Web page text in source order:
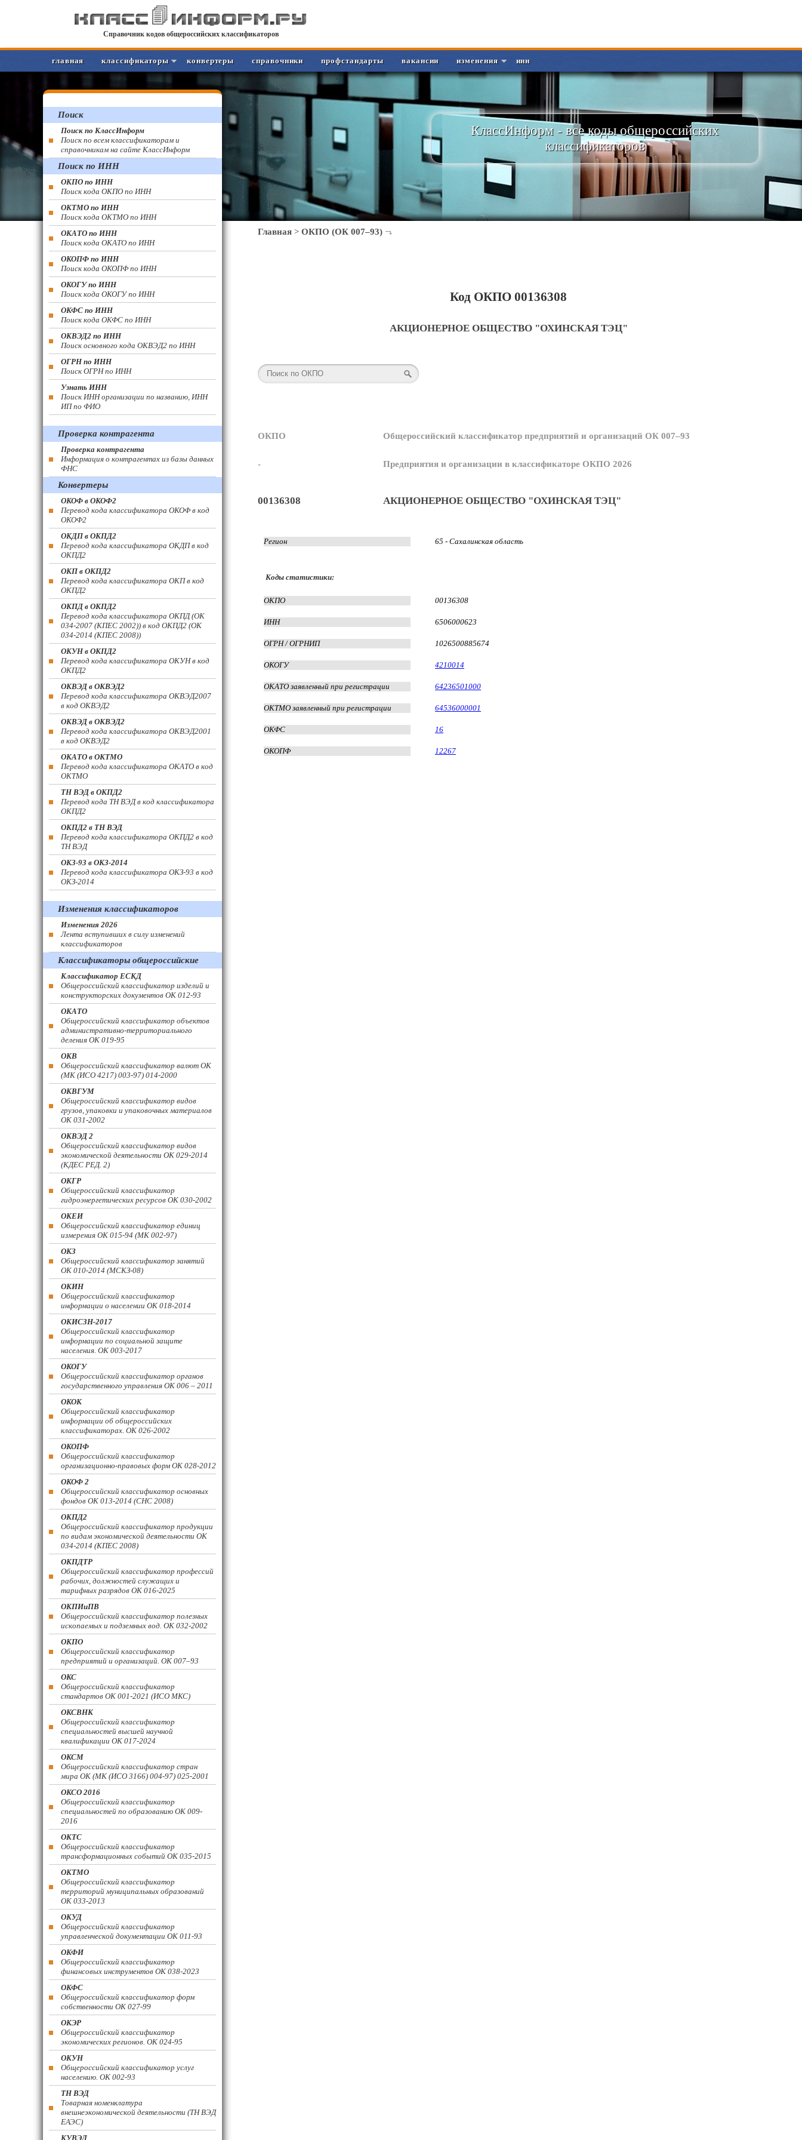
Справочник кодов общероссийских классификаторов
главная классификаторы конвертеры справочники профстандарты вакансии изменения инн
КлассИнформ - все коды общероссийских
классификаторов
Главная > ОКПО (ОК 007–93)
Код ОКПО 00136308
АКЦИОНЕРНОЕ ОБЩЕСТВО "ОХИНСКАЯ ТЭЦ"
ОКПО Общероссийский классификатор предприятий и организаций ОК 007–93
- Предприятия и организации в классификаторе ОКПО 2026
00136308 АКЦИОНЕРНОЕ ОБЩЕСТВО "ОХИНСКАЯ ТЭЦ"
Регион 65 - Сахалинская область
Коды статистики:
ОКПО 00136308
ИНН 6506000623
ОГРН / ОГРНИП 1026500885674
ОКОГУ 4210014
ОКАТО заявленный при регистрации 64236501000
ОКТМО заявленный при регистрации 64536000001
ОКФС 16
ОКОПФ 12267
Поиск
Поиск по КлассИнформ
Поиск по всем классификаторам и
справочникам на сайте КлассИнформ
Поиск по ИНН
ОКПО по ИНН
Поиск кода ОКПО по ИНН
ОКТМО по ИНН
Поиск кода ОКТМО по ИНН
ОКАТО по ИНН
Поиск кода ОКАТО по ИНН
ОКОПФ по ИНН
Поиск кода ОКОПФ по ИНН
ОКОГУ по ИНН
Поиск кода ОКОГУ по ИНН
ОКФС по ИНН
Поиск кода ОКФС по ИНН
ОКВЭД2 по ИНН
Поиск основного кода ОКВЭД2 по ИНН
ОГРН по ИНН
Поиск ОГРН по ИНН
Узнать ИНН
Поиск ИНН организации по названию, ИНН
ИП по ФИО
Проверка контрагента
Проверка контрагента
Информация о контрагентах из базы данных
ФНС
Конвертеры
ОКОФ в ОКОФ2
Перевод кода классификатора ОКОФ в код
ОКОФ2
ОКДП в ОКПД2
Перевод кода классификатора ОКДП в код
ОКПД2
ОКП в ОКПД2
Перевод кода классификатора ОКП в код
ОКПД2
ОКПД в ОКПД2
Перевод кода классификатора ОКПД (ОК
034-2007 (КПЕС 2002)) в код ОКПД2 (ОК
034-2014 (КПЕС 2008))
ОКУН в ОКПД2
Перевод кода классификатора ОКУН в код
ОКПД2
ОКВЭД в ОКВЭД2
Перевод кода классификатора ОКВЭД2007
в код ОКВЭД2
ОКВЭД в ОКВЭД2
Перевод кода классификатора ОКВЭД2001
в код ОКВЭД2
ОКАТО в ОКТМО
Перевод кода классификатора ОКАТО в код
ОКТМО
ТН ВЭД в ОКПД2
Перевод кода ТН ВЭД в код классификатора
ОКПД2
ОКПД2 в ТН ВЭД
Перевод кода классификатора ОКПД2 в код
ТН ВЭД
ОКЗ-93 в ОКЗ-2014
Перевод кода классификатора ОКЗ-93 в код
ОКЗ-2014
Изменения классификаторов
Изменения 2026
Лента вступивших в силу изменений
классификаторов
Классификаторы общероссийские
Классификатор ЕСКД
Общероссийский классификатор изделий и
конструкторских документов ОК 012-93
ОКАТО
Общероссийский классификатор объектов
административно-территориального
деления ОК 019-95
ОКВ
Общероссийский классификатор валют ОК
(МК (ИСО 4217) 003-97) 014-2000
ОКВГУМ
Общероссийский классификатор видов
грузов, упаковки и упаковочных материалов
ОК 031-2002
ОКВЭД 2
Общероссийский классификатор видов
экономической деятельности ОК 029-2014
(КДЕС РЕД. 2)
ОКГР
Общероссийский классификатор
гидроэнергетических ресурсов ОК 030-2002
ОКЕИ
Общероссийский классификатор единиц
измерения ОК 015-94 (МК 002-97)
ОКЗ
Общероссийский классификатор занятий
ОК 010-2014 (МСКЗ-08)
ОКИН
Общероссийский классификатор
информации о населении ОК 018-2014
ОКИСЗН-2017
Общероссийский классификатор
информации по социальной защите
населения. ОК 003-2017
ОКОГУ
Общероссийский классификатор органов
государственного управления ОК 006 – 2011
ОКОК
Общероссийский классификатор
информации об общероссийских
классификаторах. ОК 026-2002
ОКОПФ
Общероссийский классификатор
организационно-правовых форм ОК 028-2012
ОКОФ 2
Общероссийский классификатор основных
фондов ОК 013-2014 (СНС 2008)
ОКПД2
Общероссийский классификатор продукции
по видам экономической деятельности ОК
034-2014 (КПЕС 2008)
ОКПДТР
Общероссийский классификатор профессий
рабочих, должностей служащих и
тарифных разрядов ОК 016-2025
ОКПИиПВ
Общероссийский классификатор полезных
ископаемых и подземных вод. ОК 032-2002
ОКПО
Общероссийский классификатор
предприятий и организаций. ОК 007–93
ОКС
Общероссийский классификатор
стандартов ОК 001-2021 (ИСО МКС)
ОКСВНК
Общероссийский классификатор
специальностей высшей научной
квалификации ОК 017-2024
ОКСМ
Общероссийский классификатор стран
мира ОК (МК (ИСО 3166) 004-97) 025-2001
ОКСО 2016
Общероссийский классификатор
специальностей по образованию ОК 009-
2016
ОКТС
Общероссийский классификатор
трансформационных событий ОК 035-2015
ОКТМО
Общероссийский классификатор
территорий муниципальных образований
ОК 033-2013
ОКУД
Общероссийский классификатор
управленческой документации ОК 011-93
ОКФИ
Общероссийский классификатор
финансовых инструментов OK 038-2023
ОКФС
Общероссийский классификатор форм
собственности ОК 027-99
ОКЭР
Общероссийский классификатор
экономических регионов. ОК 024-95
ОКУН
Общероссийский классификатор услуг
населению. ОК 002-93
ТН ВЭД
Товарная номенклатура
внешнеэкономической деятельности (ТН ВЭД
ЕАЭС)
КУВЭД